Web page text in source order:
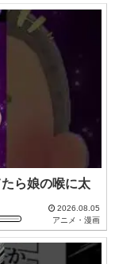
ら娘の喉に太
2026.08.05
アニメ・漫画